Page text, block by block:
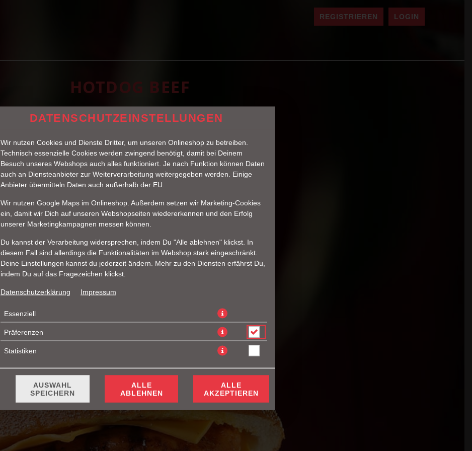
REGISTRIEREN LOGIN
HOTDOG BEEF
DATENSCHUTZEINSTELLUNGEN
Wir nutzen Cookies und Dienste Dritter, um unseren Onlineshop zu betreiben.
Technisch essenzielle Cookies werden zwingend benötigt, damit bei Deinem
Besuch unseres Webshops auch alles funktioniert. Je nach Funktion können Daten
auch an Diensteanbieter zur Weiterverarbeitung weitergegeben werden. Einige
Anbieter übermitteln Daten auch außerhalb der EU.
Wir nutzen Google Maps im Onlineshop. Außerdem setzen wir Marketing-Cookies
ein, damit wir Dich auf unseren Webshopseiten wiedererkennen und den Erfolg
unserer Marketingkampagnen messen können.
Du kannst der Verarbeitung widersprechen, indem Du "Alle ablehnen" klickst. In
diesem Fall sind allerdings die Funktionalitäten im Webshop stark eingeschränkt.
Deine Einstellungen kannst du jederzeit ändern. Mehr zu den Diensten erfährst Du,
indem Du auf das Fragezeichen klickst.
Datenschutzerklärung Impressum
Essenziell
Präferenzen
Statistiken
AUSWAHL
SPEICHERN
ALLE
ABLEHNEN
ALLE
AKZEPTIEREN